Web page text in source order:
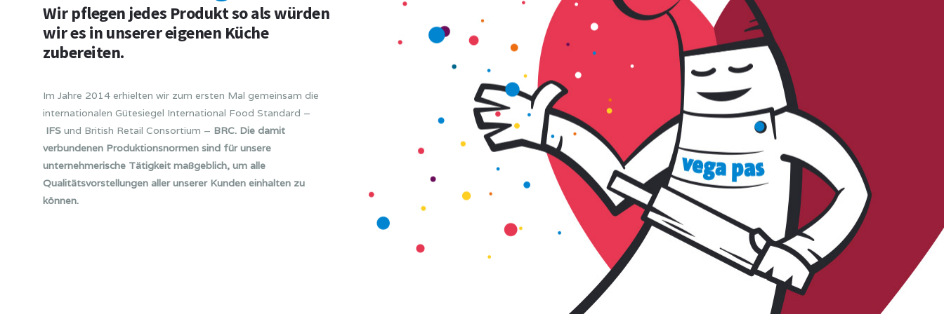
Wir pflegen jedes Produkt so als würden
wir es in unserer eigenen Küche
zubereiten.
Im Jahre 2014 erhielten wir zum ersten Mal gemeinsam die
internationalen Gütesiegel International Food Standard –
IFS und British Retail Consortium – BRC. Die damit
verbundenen Produktionsnormen sind für unsere
unternehmerische Tätigkeit maßgeblich, um alle
Qualitätsvorstellungen aller unserer Kunden einhalten zu
können.